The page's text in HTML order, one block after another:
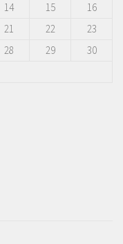
14 15
16
21 22
23
28 29
30